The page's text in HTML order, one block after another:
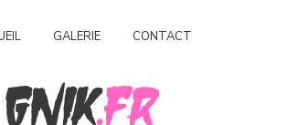
GALERIE CONTACT